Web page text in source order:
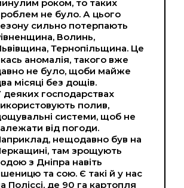
роком, то таких
не було. А цього
сильно потерпають
Волинь,
Тернопільщина. Це
аномалія, такого вже
не було, щоби майже
місяці без дощів.
деяких господарствах
полив,
системи, щоб не
від погоди.
нещодавно був на
там зрощують
з Дніпра навіть
та сою. Є такі й у нас
Поліссі, де 90 га картопля